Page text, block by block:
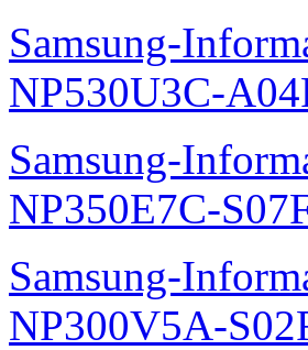
Samsung-
NP530U3C-
Samsung-
NP350E7C-
Samsung-
NP300V5A-